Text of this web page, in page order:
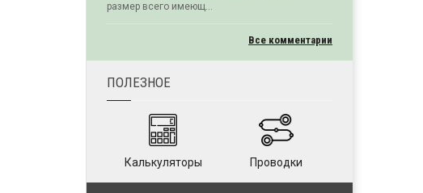
размер всего имеющ...
Все комментарии
ПОЛЕЗНОЕ
Калькуляторы Проводки